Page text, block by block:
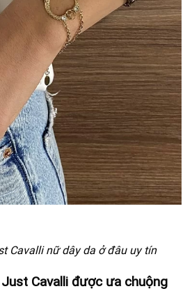
Cavalli nữ dây da ở đâu uy tín
Cavalli được ưa chuộng